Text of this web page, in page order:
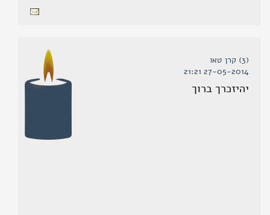
(3) קרן טאו
27-05-2014 21:21
יהיזכרך ברוך